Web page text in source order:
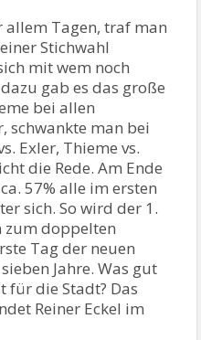
allem Tagen, traf man
Stichwahl
mit wem noch
gab es das große
bei allen
schwankte man bei
Exler, Thieme vs.
die Rede. Am Ende
57% alle im ersten
sich. So wird der 1.
zum doppelten
Tag der neuen
Jahre. Was gut
für die Stadt? Das
Reiner Eckel im